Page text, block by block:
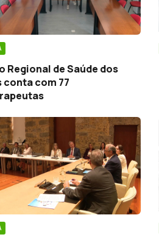
Regional de Saúde dos
conta com 77